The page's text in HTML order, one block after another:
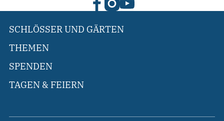
SCHLÖSSER UND GÄRTEN
THEMEN
SPENDEN
TAGEN & FEIERN